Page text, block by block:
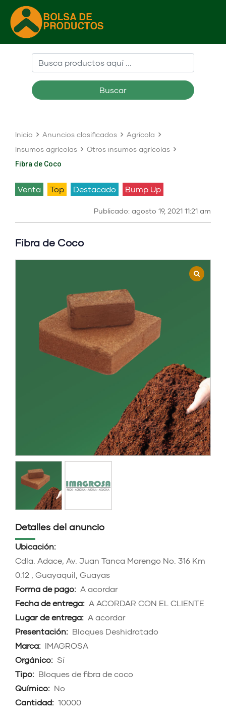
Buscar
Inicio Anuncios clasificados
Agrícola
Insumos agrícolas
Otros insumos agrícolas
Fibra de Coco
venta Top Destacado Bump Up
Publicado: agosto 19, 2021 11:21 am
Fibra de Coco
Detalles del anuncio
Ubicación:
Cdla. Adace, Av. Juan Tanca Marengo No. 316 Km
0.12 , Guayaquil, Guayas
Forma de pago: A acordar
Fecha de entrega: A ACORDAR CON EL CLIENTE
Lugar de entrega: A acordar
Presentación: Bloques Deshidratado
Marca: IMAGROSA
Orgánico: Sí
Tipo: Bloques de fibra de coco
Químico: No
Cantidad: 10000